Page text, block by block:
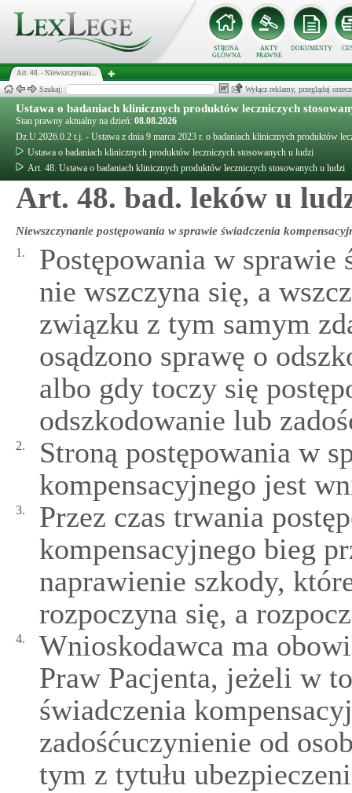
STRONA
GŁÓWNA
AKTY
PRAWNE
DOKUMENTY
Art. 48. - Niewszczynani...
Szukaj: Wyłącz reklamy, przeglądaj
Ustawa o badaniach klinicznych produktów leczniczych
Stan prawny aktualny na dzień: 08.08.2026
Dz.U.2026.0.2 t.j. - Ustawa z dnia 9 marca 2023 r. o badaniach klinicznych produktów
Ustawa o badaniach klinicznych produktów leczniczych stosowanych u ludzi
Art. 48. Ustawa o badaniach klinicznych produktów leczniczych stosowanych u ludzi
Art. 48. bad. leków u
Niewszczynanie postępowania w sprawie świadczenia
1.
Postępowania w sprawie
nie wszczyna się, a
związku z tym samym
osądzono sprawę o
albo gdy toczy się
odszkodowanie lub
2.
Stroną postępowania w
kompensacyjnego jest
3.
Przez czas trwania
kompensacyjnego bieg
naprawienie szkody,
rozpoczyna się, a
4.
Wnioskodawca ma
Praw Pacjenta, jeżeli w
świadczenia
zadośćuczynienie od
tym z tytułu